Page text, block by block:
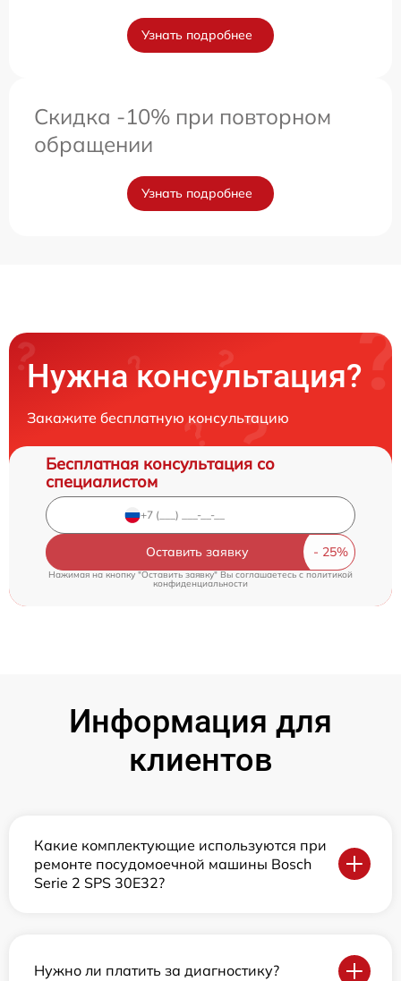
Узнать подробнее
Скидка -10% при повторном
обращении
Узнать подробнее
Нужна консультация?
Закажите бесплатную консультацию
Бесплатная консультация со
специалистом
Оставить заявку
Нажимая на кнопку "Оставить заявку" Вы соглашаетесь cполитикой
конфиденциальности
Информация для
клиентов
Какие комплектующие используются при
ремонте посудомоечной машины Bosch
Serie 2 SPS 30E32?
Нужно ли платить за диагностику?